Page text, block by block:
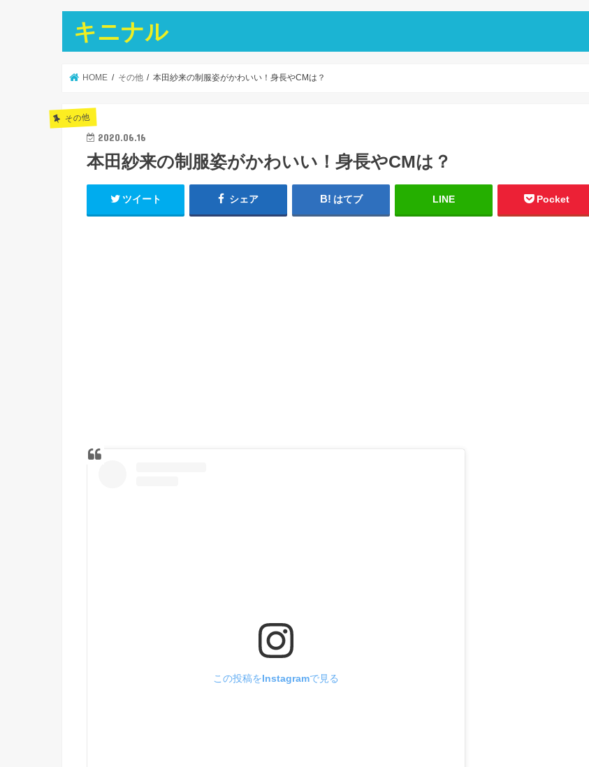
キニナル
HOME その他 本田紗来の制服姿がかわいい！身長やCMは？
その他
2020.06.16
本田紗来の制服姿がかわいい！身長やCMは？
ツイート シェア はてブ LINE Pocket
この投稿をInstagramで見る